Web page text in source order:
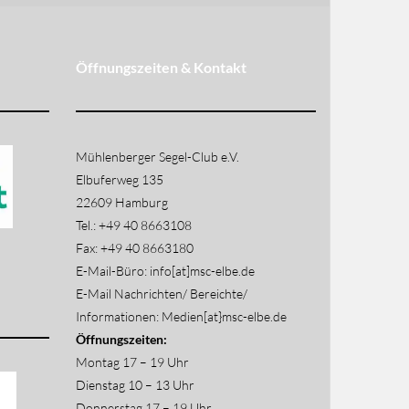
Öffnungszeiten & Kontakt
Mühlenberger Segel-Club e.V.
Elbuferweg 135
22609 Hamburg
Tel.: +49 40 8663108
Fax: +49 40 8663180
E-Mail-Büro: info[at]msc-elbe.de
E-Mail Nachrichten/ Bereichte/
Informationen: Medien[at}msc-elbe.de
Öffnungszeiten:
Montag 17 – 19 Uhr
Dienstag 10 – 13 Uhr